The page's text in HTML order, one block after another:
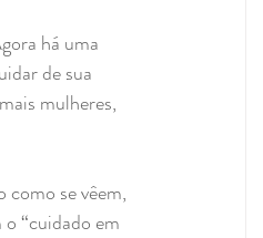
há uma
de sua
mulheres,
como se vêem,
“cuidado em